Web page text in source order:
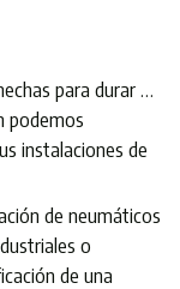
para durar …
podemos
instalaciones de
de neumáticos
o
de una